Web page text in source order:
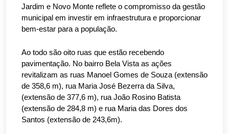
Jardim e Novo Monte reflete o compromisso da gestão
municipal em investir em infraestrutura e proporcionar
bem-estar para a população.
Ao todo são oito ruas que estão recebendo
pavimentação. No bairro Bela Vista as ações
revitalizam as ruas Manoel Gomes de Souza (extensão
de 358,6 m), rua Maria José Bezerra da Silva,
(extensão de 377,6 m), rua João Rosino Batista
(extensão de 284,8 m) e rua Maria das Dores dos
Santos (extensão de 243,6m).